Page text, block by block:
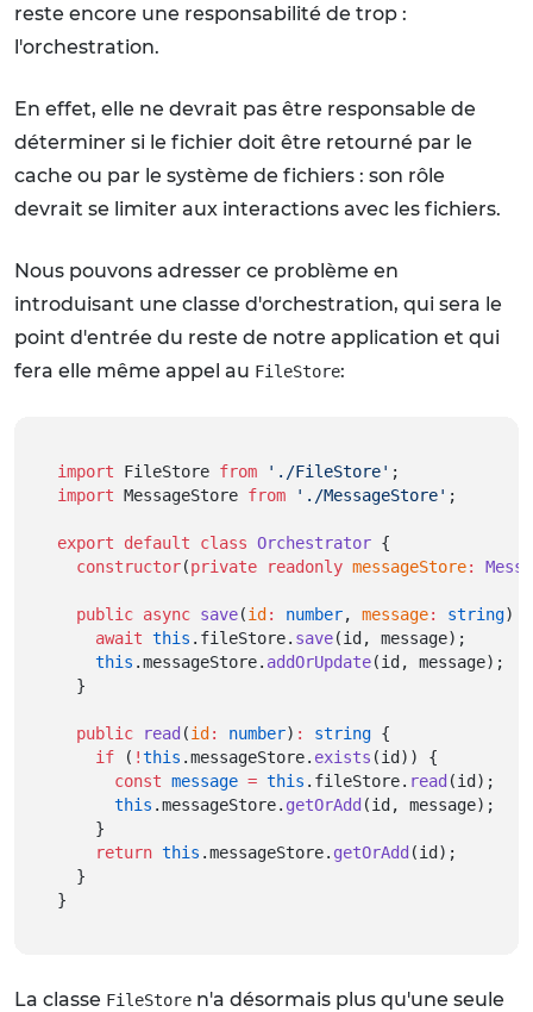
reste encore une responsabilité de trop :
l'orchestration.
En effet, elle ne devrait pas être responsable de
déterminer si le fichier doit être retourné par le
cache ou par le système de fichiers : son rôle
devrait se limiter aux interactions avec les fichiers.
Nous pouvons adresser ce problème en
introduisant une classe d'orchestration, qui sera le
point d'entrée du reste de notre application et qui
fera elle même appel au FileStore:
import FileStore from './FileStore' ;
import MessageStore from './MessageStore' ;
export default class Orchestrator {
constructor(private readonly messageStore:
public async save(id : number, message: string) {
await this .fileStore. save(id, message);
this .messageStore. addOrUpdate(id, message);
  }
public read (id : number) : string {
if ( !this .messageStore. exists (id)) {
const message = this .fileStore. read (id);
this .messageStore. getOrAdd (id, message);
    }
return this .messageStore. getOrAdd (id);
  }
}
La classe FileStore n'a désormais plus qu'une seule